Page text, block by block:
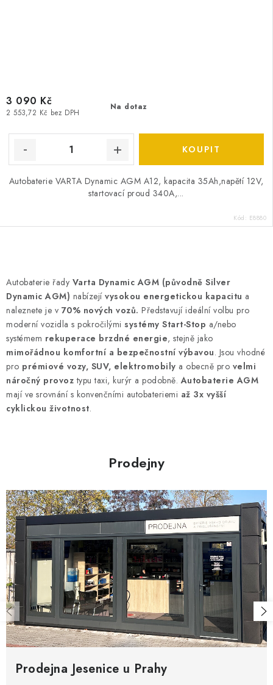
Na dotaz
2 553,72 Kč bez DPH
3 090 Kč
Autobaterie VARTA Dynamic AGM A12, kapacita 35Ah,napětí 12V,
startovací proud 340A,...
Kód: E8880
v
l
á
d
a
c
í
p
r
ý
p
i
s
u
Autobaterie řady Varta Dynamic AGM (původně Silver
Dynamic AGM) nabízejí vysokou energetickou kapacitu a
naleznete je v 70% nových vozů. Představují ideální volbu pro
moderní vozidla s pokročilými systémy Start-Stop a/nebo
systémem rekuperace brzdné energie, stejně jako
mimořádnou komfortní a bezpečnostní výbavou. Jsou vhodné
pro prémiové vozy, SUV, elektromobily a obecně pro velmi
náročný provoz typu taxi, kurýr a podobně.Autobaterie AGM
mají ve srovnání s konvenčními autobateriemi až 3x vyšší
cyklickou životnost.
Prodejny
Prodejna Jesenice u Prahy